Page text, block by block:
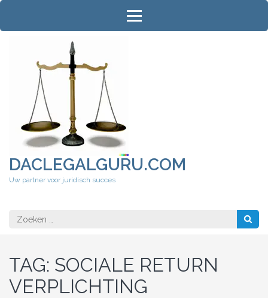
Ga
inhoud
DACLEGALGURU.COM
Uw partner voor juridisch succes
Zoeken
naar:
TAG: SOCIALE RETURN
VERPLICHTING